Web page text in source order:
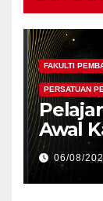
FAKULTI
PERSATUAN
Awal
di
06/08/